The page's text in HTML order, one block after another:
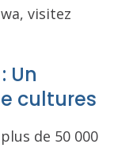
visitez
Un
cultures
de 50 000